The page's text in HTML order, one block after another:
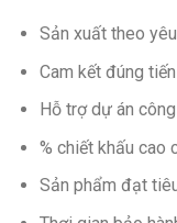
Sản xuất theo
Cam kết đúng
Hỗ trợ dự án
% chiết khấu cao
Sản phẩm đạt